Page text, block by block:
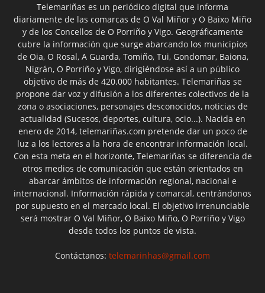
Telemariñas es un periódico digital que informa
diariamente de las comarcas de O Val Miñor y O Baixo Miño
y de los Concellos de O Porriño y Vigo. Geográficamente
cubre la información que surge abarcando los municipios
de Oia, O Rosal, A Guarda, Tomiño, Tui, Gondomar, Baiona,
Nigrán, O Porriño y Vigo, dirigiéndose así a un público
objetivo de más de 420.000 habitantes. Telemariñas se
propone dar voz y difusión a los diferentes colectivos de la
zona o asociaciones, personajes desconocidos, noticias de
actualidad (Sucesos, deportes, cultura, ocio...). Nacida en
enero de 2014, telemariñas.com pretende dar un poco de
luz a los lectores a la hora de encontrar información local.
Con esta meta en el horizonte, Telemariñas se diferencia de
otros medios de comunicación que están orientados en
abarcar ámbitos de información regional, nacional e
internacional. Información rápida y comarcal, centrándonos
por supuesto en el mercado local. El objetivo irrenunciable
será mostrar O Val Miñor, O Baixo Miño, O Porriño y Vigo
desde todos los puntos de vista.
Contáctanos: telemarinhas@gmail.com